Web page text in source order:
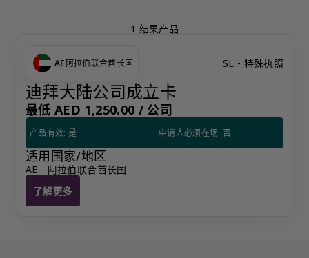
1 结果产品
AE阿拉伯联合酋长国 SL - 特殊执照
迪拜大陆公司成立卡
最低 AED 1,250.00 /公司
产品有效: 是 申请人必须在场: 否
适用国家/地区
AE - 阿拉伯联合酋长国
了解更多
迪拜大陆公司成立卡